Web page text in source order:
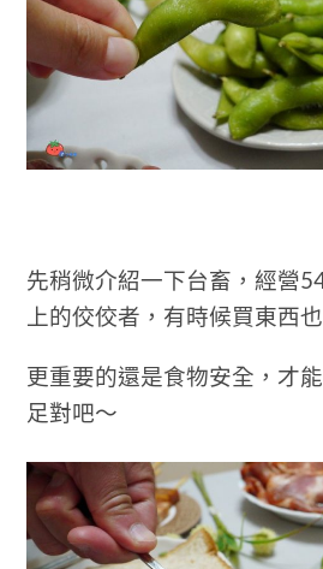
先稍微介紹一下台畜，經營
上的佼佼者，有時候買東西
更重要的還是食物安全，才
足對吧～